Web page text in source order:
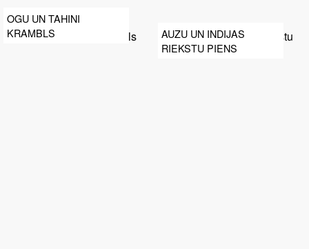
OGU UN TAHINI
KRAMBLS
AUZU UN INDIJAS
RIEKSTU PIENS